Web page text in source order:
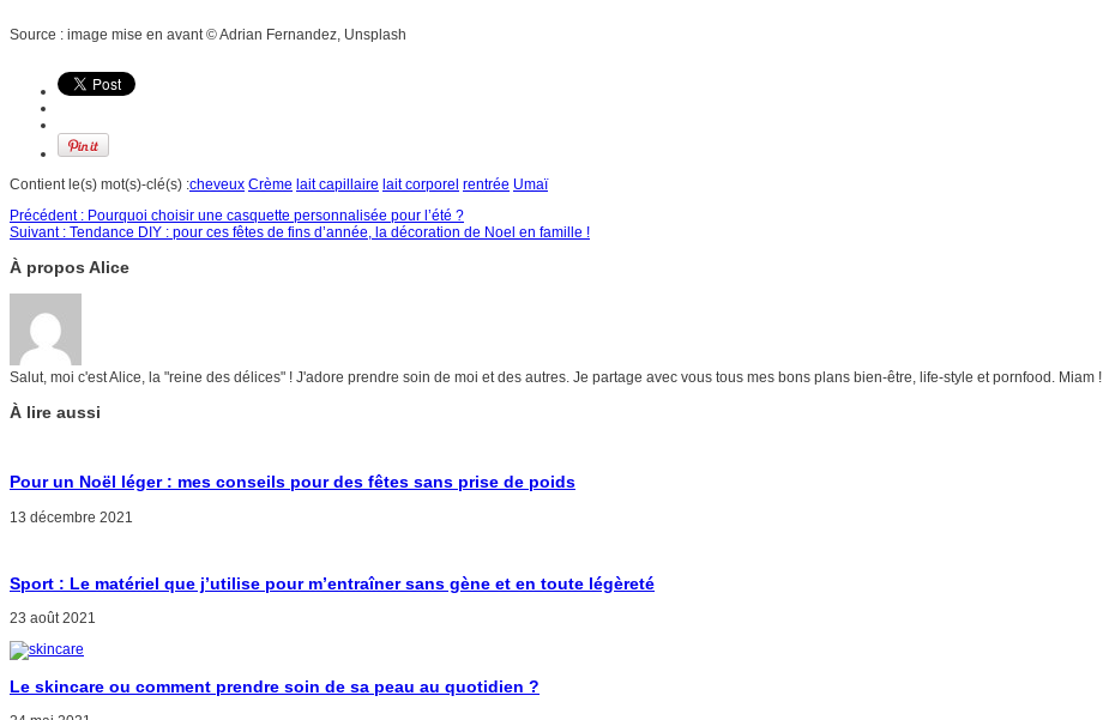
Source : image mise en avant © Adrian Fernandez, Unsplash
Contient le(s) mot(s)-clé(s) :cheveux Crème lait capillaire lait corporel rentrée Umaï
Précédent : Pourquoi choisir une casquette personnalisée pour l’été ?
Suivant : Tendance DIY : pour ces fêtes de fins d’année, la décoration de Noel en famille !
À propos Alice
Salut, moi c'est Alice, la "reine des délices" ! J'adore prendre soin de moi et des autres. Je partage avec vous tous mes bons plans bien-être, life-style et pornfood. Miam !
À lire aussi
Pour un Noël léger : mes conseils pour des fêtes sans prise de poids
13 décembre 2021
Sport : Le matériel que j’utilise pour m’entraîner sans gène et en toute légèreté
23 août 2021
Le skincare ou comment prendre soin de sa peau au quotidien ?